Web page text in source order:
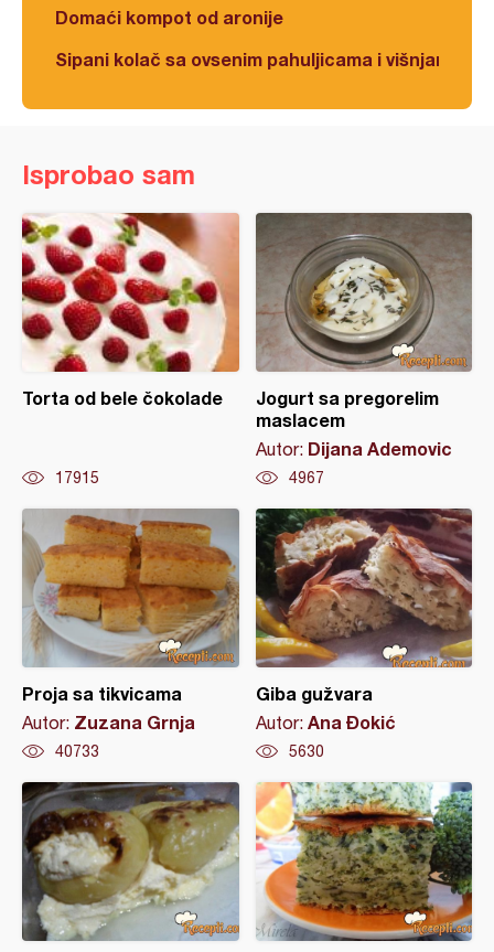
Domaći kompot od aronije
Sipani kolač sa ovsenim pahuljicama i višnjama
Isprobao sam
Torta od bele čokolade
17915
Jogurt sa pregorelim
maslacem
Autor: Dijana Ademovic
4967
Proja sa tikvicama
Autor: Zuzana Grnja
40733
Giba gužvara
Autor: Ana Đokić
5630